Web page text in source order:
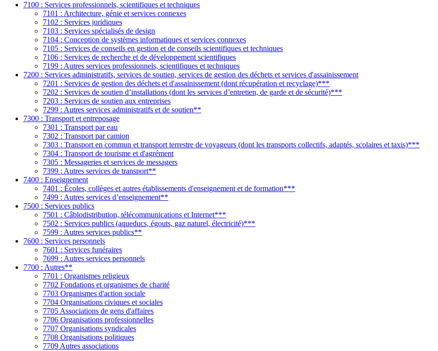
7100 : Services professionnels, scientifiques et techniques
7101 : Architecture, génie et services connexes
7102 : Services juridiques
7103 : Services spécialisés de design
7104 : Conception de systèmes informatiques et services connexes
7105 : Services de conseils en gestion et de conseils scientifiques et techniques
7106 : Services de recherche et de développement scientifiques
7199 : Autres services professionnels, scientifiques et techniques
7200 : Services administratifs, services de soutien, services de gestion des déchets et services d'assainissement
7201 : Services de gestion des déchets et d'assainissement (dont récupération et recyclage)***
7202 : Services de soutien d’installations (dont les services d’entretien, de garde et de sécurité)***
7203 : Services de soutien aux entreprises
7299 : Autres services administratifs et de soutien**
7300 : Transport et entreposage
7301 : Transport par eau
7302 : Transport par camion
7303 : Transport en commun et transport terrestre de voyageurs (dont les transports collectifs, adaptés, scolaires et taxis)***
7304 : Transport de tourisme et d'agrément
7305 : Messageries et services de messagers
7399 : Autres services de transport**
7400 : Enseignement
7401 : Écoles, collèges et autres établissements d'enseignement et de formation***
7499 : Autres services d’enseignement**
7500 : Services publics
7501 : Câblodistribution, télécommunications et Internet***
7502 : Services publics (aqueducs, égouts, gaz naturel, électricité)***
7599 : Autres services publics**
7600 : Services personnels
7601 : Services funéraires
7699 : Autres services personnels
7700 : Autres**
7701 : Organismes religieux
7702 Fondations et organismes de charité
7703 Organismes d'action sociale
7704 Organisations civiques et sociales
7705 Associations de gens d'affaires
7706 Organisations professionnelles
7707 Organisations syndicales
7708 Organisations politiques
7709 Autres associations